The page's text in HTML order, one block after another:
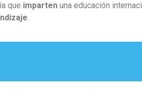
que imparten una educación
.